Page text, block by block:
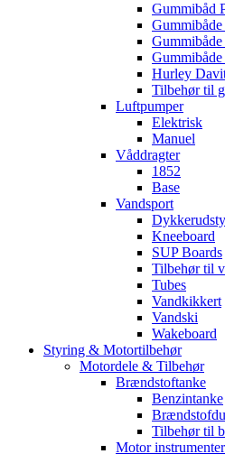
Gummibåd
Hurley
Tilbehør til
Luftpumper
Elektrisk
Manuel
Våddragter
1852
Base
Vandsport
Kneeboard
SUP Boards
Tilbehør til
Tubes
Vandkikkert
Vandski
Wakeboard
Styring & Motortilbehør
Motordele & Tilbehør
Brændstoftanke
Benzintanke
Tilbehør til
Motor instrumenter